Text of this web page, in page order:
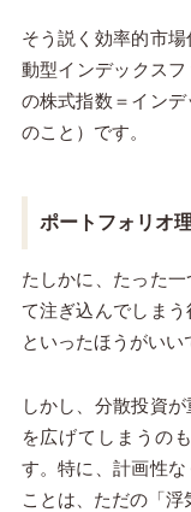
そう説く効率的市
動型インデックス
の株式指数＝イン
のこと）です。
ポートフォリオ
たしかに、たった
て注ぎ込んでしま
といったほうがいい
しかし、分散投資
を広げてしまうの
す。特に、計画性
ことは、ただの「浮